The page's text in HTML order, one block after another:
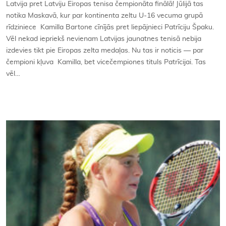
Latvija pret Latviju Eiropas tenisa čempionāta finālā! Jūlijā tas
notika Maskavā, kur par kontinenta zeltu U-16 vecuma grupā
rīdziniece Kamilla Bartone cīnījās pret liepājnieci Patrīciju Špaku.
Vēl nekad iepriekš nevienam Latvijas jaunatnes tenisā nebija
izdevies tikt pie Eiropas zelta medaļas. Nu tas ir noticis — par
čempioni kļuva Kamilla, bet vicečempiones tituls Patrīcijai. Tas
vēl…